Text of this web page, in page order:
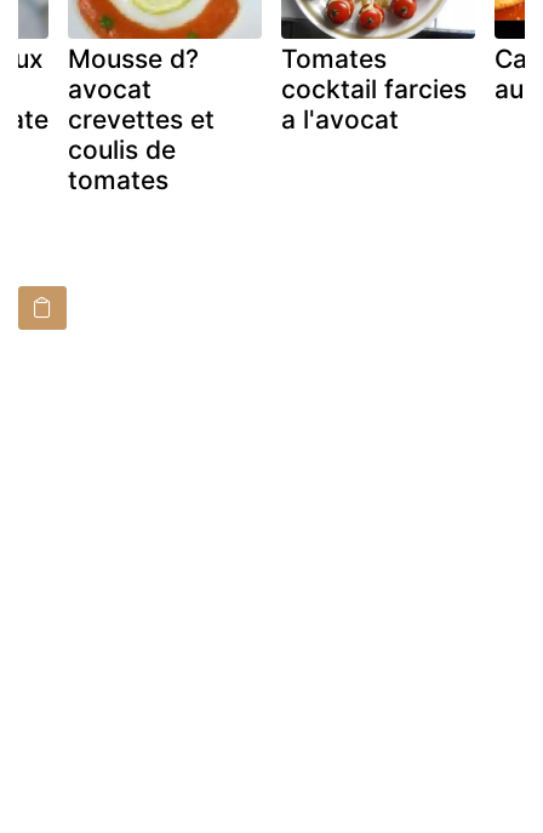
Mousse d?
avocat
crevettes et
coulis de
tomates
Tomates
cocktail farcies
a l'avocat